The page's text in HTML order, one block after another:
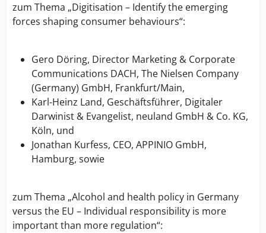
zum Thema „Digitisation – Identify the emerging
forces shaping consumer behaviours“:
Gero Döring, Director Marketing & Corporate
Communications DACH, The Nielsen Company
(Germany) GmbH, Frankfurt/Main,
Karl-Heinz Land, Geschäftsführer, Digitaler
Darwinist & Evangelist, neuland GmbH & Co. KG,
Köln, und
Jonathan Kurfess, CEO, APPINIO GmbH,
Hamburg, sowie
zum Thema „Alcohol and health policy in Germany
versus the EU – Individual responsibility is more
important than more regulation“: